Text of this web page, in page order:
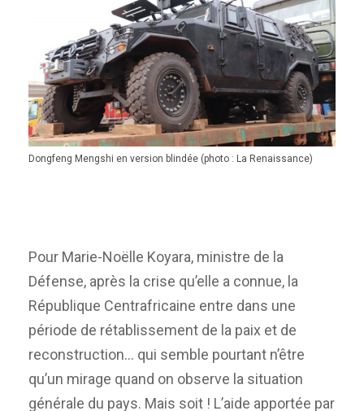
Dongfeng Mengshi en version blindée (photo : La Renaissance)
Pour Marie-Noëlle Koyara, ministre de la
Défense, après la crise qu’elle a connue, la
République Centrafricaine entre dans une
période de rétablissement de la paix et de
reconstruction… qui semble pourtant n’être
qu’un mirage quand on observe la situation
générale du pays. Mais soit ! L’aide apportée par